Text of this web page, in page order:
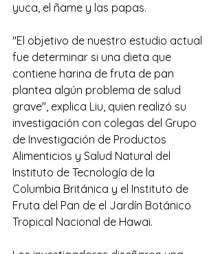
yuca, el ñame y las papas.
"El objetivo de nuestro estudio actual
fue determinar si una dieta que
contiene harina de fruta de pan
plantea algún problema de salud
grave", explica Liu, quien realizó su
investigación con colegas del Grupo
de Investigación de Productos
Alimenticios y Salud Natural del
Instituto de Tecnología de la
Columbia Británica y el Instituto de
Fruta del Pan de el Jardín Botánico
Tropical Nacional de Hawai.